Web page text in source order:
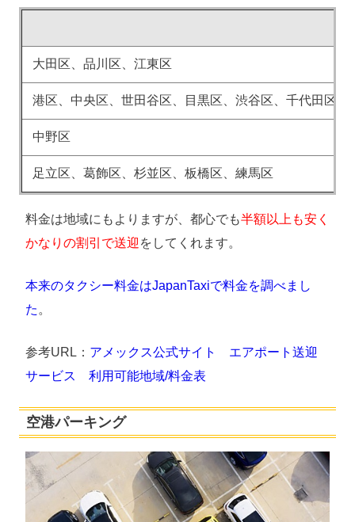
大田区、品川区、江東区
港区、中央区、世田谷区、目黒区、渋谷区、千代田区
中野区
足立区、葛飾区、杉並区、板橋区、練馬区
料金は地域にもよりますが、都心でも半額以上も安く
かなりの割引で送迎 をしてくれます。
本来のタクシー料金はJapanTaxiで料金を調べまし
た 。
参考URL： アメックス公式サイト エアポート送迎
サービス 利用可能地域/料金表
空港パーキング